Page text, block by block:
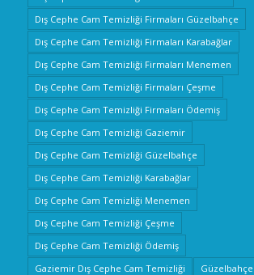
Dış Cephe Cam Temizliği Firmaları Güzelbahçe
Dış Cephe Cam Temizliği Firmaları Karabağlar
Dış Cephe Cam Temizliği Firmaları Menemen
Dış Cephe Cam Temizliği Firmaları Çeşme
Dış Cephe Cam Temizliği Firmaları Ödemiş
Dış Cephe Cam Temizliği Gaziemir
Dış Cephe Cam Temizliği Güzelbahçe
Dış Cephe Cam Temizliği Karabağlar
Dış Cephe Cam Temizliği Menemen
Dış Cephe Cam Temizliği Çeşme
Dış Cephe Cam Temizliği Ödemiş
Gaziemir Dış Cephe Cam Temizliği